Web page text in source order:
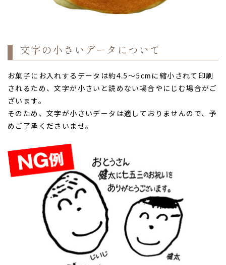
文字の小さいデータについて
お菓子にお入れするデータは約4.5～5cmに縮小されて印刷
されるため、文字が小さいと読めない場合やにじむ場合がご
ざいます。
そのため、文字が小さいデータは適しておりませんので、予
めご了承くださいませ。